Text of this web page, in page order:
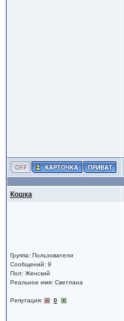
Кошка
Группа: Пользователи
Сообщений: 9
Пол: Женский
Реальное имя: Светлана
Репутация: 0